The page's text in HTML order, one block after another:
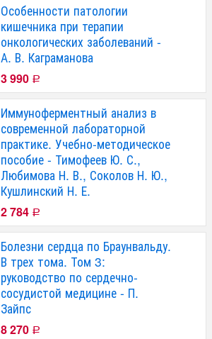
Особенности патологии
кишечника при терапии
онкологических заболеваний -
А. В. Каграманова
3 990 Р
Иммуноферментный анализ в
современной лабораторной
практике. Учебно-методическое
пособие - Тимофеев Ю. С.,
Любимова Н. В., Соколов Н. Ю.,
Кушлинский Н. Е.
2 784 Р
Болезни сердца по Браунвальду.
В трех тома. Том 3:
руководство по сердечно-
сосудистой медицине - П.
Зайпс
8 270 Р